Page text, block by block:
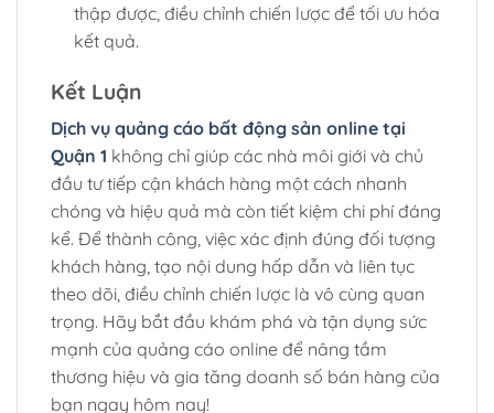
thập được, điều chỉnh chiến lược để tối ưu hóa
kết quả.
Kết Luận
Dịch vụ quảng cáo bất động sản online tại
Quận 1 không chỉ giúp các nhà môi giới và chủ
đầu tư tiếp cận khách hàng một cách nhanh
chóng và hiệu quả mà còn tiết kiệm chi phí đáng
kể. Để thành công, việc xác định đúng đối tượng
khách hàng, tạo nội dung hấp dẫn và liên tục
theo dõi, điều chỉnh chiến lược là vô cùng quan
trọng. Hãy bắt đầu khám phá và tận dụng sức
mạnh của quảng cáo online để nâng tầm
thương hiệu và gia tăng doanh số bán hàng của
bạn ngay hôm nay!